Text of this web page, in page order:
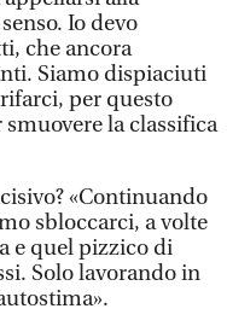
Io devo
che ancora
Siamo dispiaciuti
per questo
la classifica
«Continuando
sbloccarci, a volte
e quel pizzico di
Solo lavorando in